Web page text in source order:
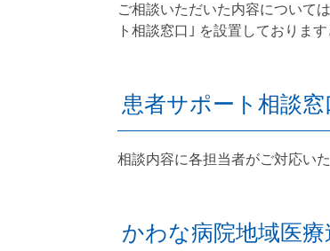
ご相談いただいた内容について
ト相談窓口｣ を設置しておりま
患者サポート相談
相談内容に各担当者がご対応い
かわな病院地域医療